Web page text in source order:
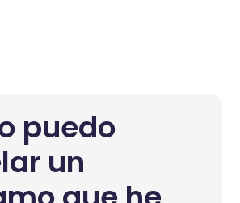
puedo
un